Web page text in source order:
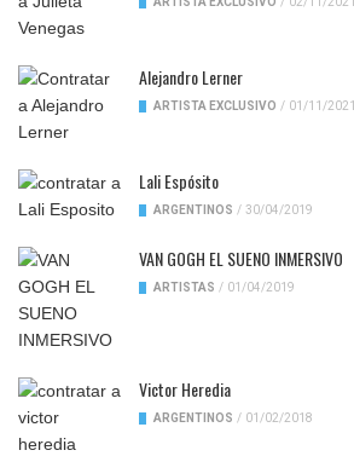
Alejandro Lerner
ARTISTA EXCLUSIVO / 01/11/2021
Lali Espósito
ARGENTINOS / 30/04/2019
VAN GOGH EL SUENO INMERSIVO
ARTISTAS / 01/04/2019
Victor Heredia
ARGENTINOS / 01/02/2018